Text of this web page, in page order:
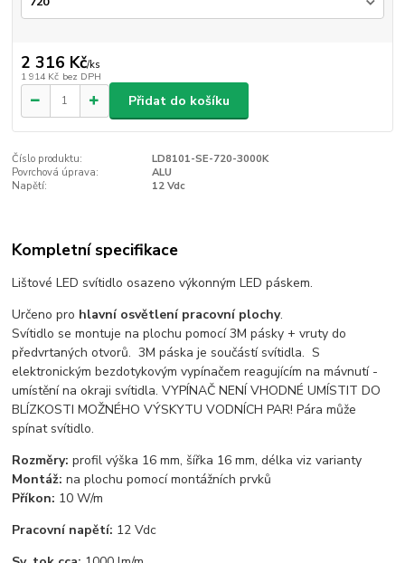
2 316 Kč/ks
1 914 Kč bez DPH
Přidat do košíku
Číslo produktu:
LD8101-SE-720-3000K
Povrchová úprava:
ALU
Napětí:
12 Vdc
Kompletní specifikace
Lištové LED svítidlo osazeno výkonným LED páskem.
Určeno pro hlavní osvětlení pracovní plochy.
Svítidlo se montuje na plochu pomocí 3M pásky + vruty do
předvrtaných otvorů. 3M páska je součástí svítidla. S
elektronickým bezdotykovým vypínačem reagujícím na mávnutí -
umístění na okraji svítidla. VYPÍNAČ NENÍ VHODNÉ UMÍSTIT DO
BLÍZKOSTI MOŽNÉHO VÝSKYTU VODNÍCH PAR! Pára může
spínat svítidlo.
Rozměry: profil výška 16 mm, šířka 16 mm, délka viz varianty
Montáž:na plochu pomocí montážních prvků
Příkon: 10 W/m
Pracovní napětí: 12 Vdc